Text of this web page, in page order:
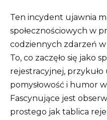
Ten incydent ujawnia
społecznościowych w
codziennych zdarzeń
To, co zaczęło się jako
rejestracyjnej,
pomysłowość i humor
Fascynujące jest
prostego jak tablica